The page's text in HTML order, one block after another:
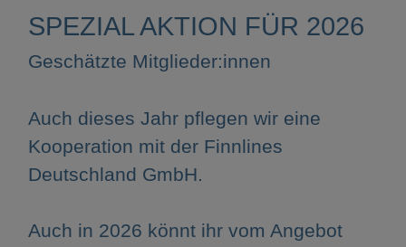
SPEZIAL AKTION FÜR 2026
Geschätzte Mitglieder:innen
Auch dieses Jahr pflegen wir eine
Kooperation mit der Finnlines
Deutschland GmbH.
Auch in 2026 könnt ihr vom Angebot